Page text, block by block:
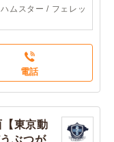
ムスター / フェレッ
電話
東京動
ぶつが